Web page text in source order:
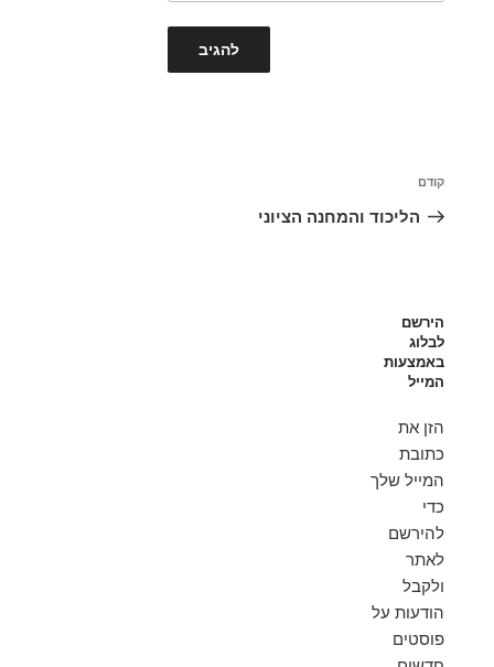
הפוסט
הקודם
קודם
הליכוד והמחנה הציוני
הירשם
לבלוג
באמצעות
המייל
הזן את
כתובת
המייל שלך
כדי
להירשם
לאתר
ולקבל
הודעות על
פוסטים